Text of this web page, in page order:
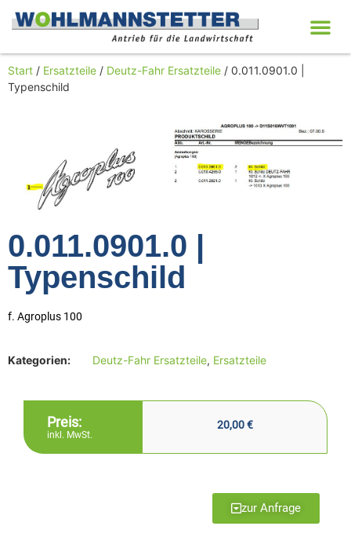
Start / Ersatzteile / Deutz-Fahr Ersatzteile / 0.011.0901.0 |
Typenschild
0.011.0901.0 |
Typenschild
f. Agroplus 100
Kategorien: Deutz-Fahr Ersatzteile, Ersatzteile
Preis:
inkl. MwSt.
20,00€
zur Anfrage